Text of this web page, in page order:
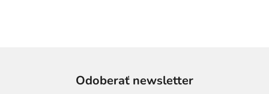
Odoberať newsletter